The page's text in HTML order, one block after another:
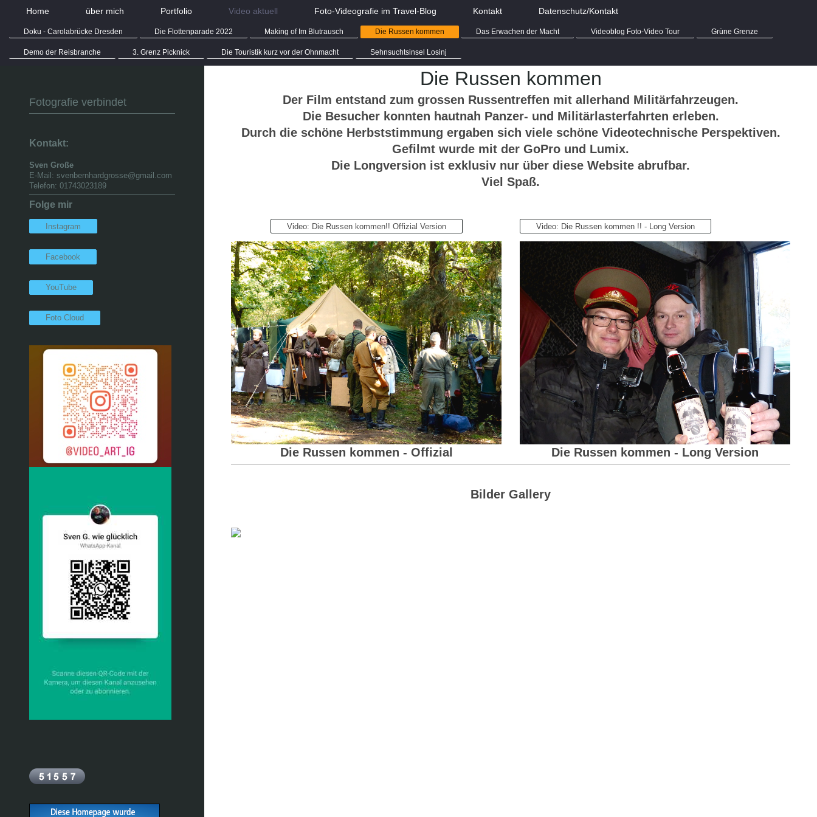
Home über mich Portfolio Video aktuell Foto-Videografie im Travel-Blog Kontakt Datenschutz/Kontakt
Doku - Carolabrücke Dresden Die Flottenparade 2022 Making of Im Blutrausch Die Russen kommen Das Erwachen der Macht Videoblog Foto-Video Tour Grüne Grenze
Demo der Reisbranche 3. Grenz Picknick Die Touristik kurz vor der Ohnmacht Sehnsuchtsinsel Losinj
Die Russen kommen
Der Film entstand zum grossen Russentreffen mit allerhand Militärfahrzeugen.
Die Besucher konnten hautnah Panzer- und Militärlasterfahrten erleben.
Durch die schöne Herbststimmung ergaben sich viele schöne Videotechnische Perspektiven.
Gefilmt wurde mit der GoPro und Lumix.
Die Longversion ist exklusiv nur über diese Website abrufbar.
Viel Spaß.
Video: Die Russen kommen!! Offizial Version
Die Russen kommen - Offizial
Video: Die Russen kommen !! - Long Version
Die Russen kommen - Long Version
Bilder Gallery
Fotografie verbindet
Kontakt:
Sven Große
E-Mail: svenbernhardgrosse@gmail.com
Telefon: 01743023189
Folge mir
Instagram
Facebook
YouTube
Foto Cloud